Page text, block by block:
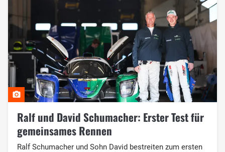
Ralf und David Schumacher: Erster Test für
gemeinsames Rennen
Ralf Schumacher und Sohn David bestreiten zum ersten